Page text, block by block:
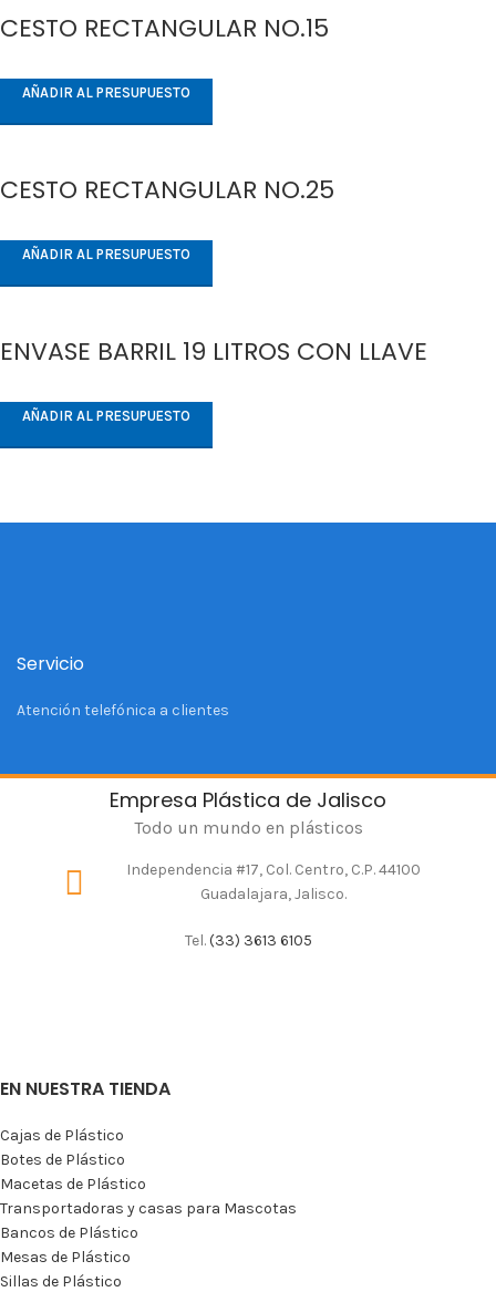
CESTO RECTANGULAR NO.15
AÑADIR AL PRESUPUESTO
CESTO RECTANGULAR NO.25
AÑADIR AL PRESUPUESTO
ENVASE BARRIL 19 LITROS CON LLAVE
AÑADIR AL PRESUPUESTO
Servicio
Atención telefónica a clientes
Empresa Plástica de Jalisco
Todo un mundo en plásticos
Independencia #17, Col. Centro, C.P. 44100
Guadalajara, Jalisco.
Tel.(33) 3613 6105
EN NUESTRA TIENDA
Cajas de Plástico
Botes de Plástico
Macetas de Plástico
Transportadoras y casas para Mascotas
Bancos de Plástico
Mesas de Plástico
Sillas de Plástico